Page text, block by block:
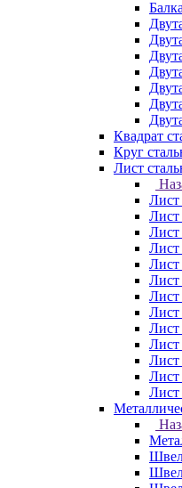
Квадрат
Круг
Лист
Лист
Лист
Лист
Лист
Лист
Лист
Лист
Лист
Лист
Лист
Лист
Лист
Лист